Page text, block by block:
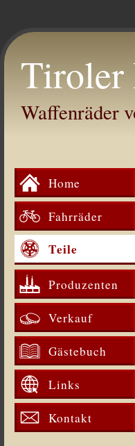
Tiroler
Waffenräder
Home
Fahrräder
Teile
Produzenten
Verkauf
Gästebuch
Links
Kontakt